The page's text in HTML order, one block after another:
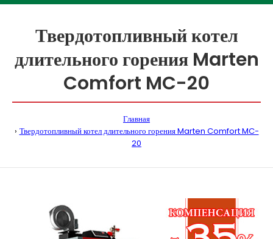
Твердотопливный котел
длительного горения Marten
Comfort MC-20
Главная
Твердотопливный котел длительного горения Marten Comfort MC-
20